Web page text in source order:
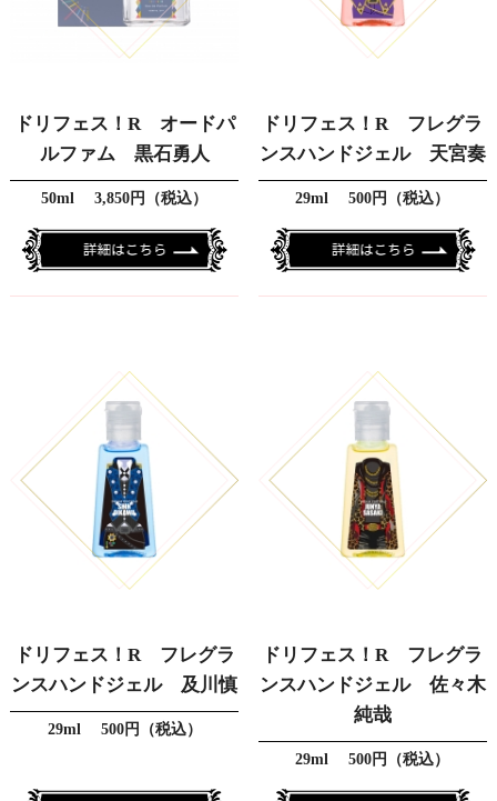
ドリフェス！R オードパ
ルファム 黒石勇人
50ml 3,850円（税込）
ドリフェス！R フレグラ
ンスハンドジェル 天宮奏
29ml 500円（税込）
ドリフェス！R フレグラ
ンスハンドジェル 及川慎
29ml 500円（税込）
ドリフェス！R フレグラ
ンスハンドジェル 佐々木
純哉
29ml 500円（税込）